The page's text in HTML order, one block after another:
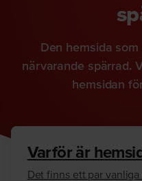
Den hemsida
närvarande spärrad.
hemsidan
Varför är
Det finns ett par